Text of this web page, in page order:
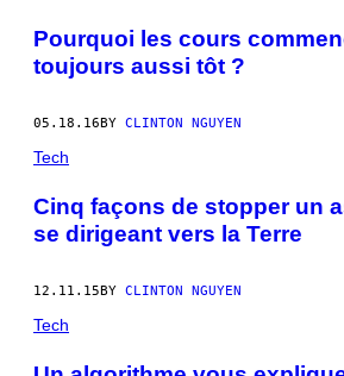
Pourquoi les cours
toujours aussi tôt ?
05.18.16BY CLINTON NGUYEN
Tech
Cinq façons de stopper un
se dirigeant vers la Terre
12.11.15BY CLINTON NGUYEN
Tech